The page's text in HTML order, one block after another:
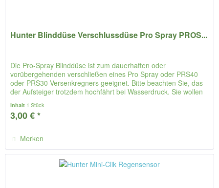
Hunter Blinddüse Verschlussdüse Pro Spray PROS...
Die Pro-Spray Blinddüse ist zum dauerhaften oder
vorübergehenden verschließen eines Pro Spray oder PRS40
oder PRS30 Versenkregners geeignet. Bitte beachten Sie, das
der Aufsteiger trotzdem hochfährt bei Wasserdruck. Sie wollen
Inhalt 1 Stück
3,00 € *
Merken